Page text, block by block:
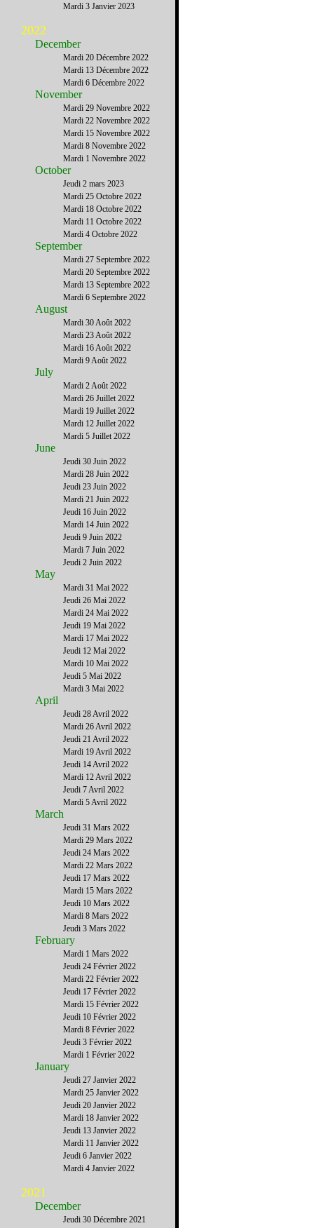
Mardi 3 Janvier 2023
2022
December
Mardi 20 Décembre 2022
Mardi 13 Décembre 2022
Mardi 6 Décembre 2022
November
Mardi 29 Novembre 2022
Mardi 22 Novembre 2022
Mardi 15 Novembre 2022
Mardi 8 Novembre 2022
Mardi 1 Novembre 2022
October
Jeudi 2 mars 2023
Mardi 25 Octobre 2022
Mardi 18 Octobre 2022
Mardi 11 Octobre 2022
Mardi 4 Octobre 2022
September
Mardi 27 Septembre 2022
Mardi 20 Septembre 2022
Mardi 13 Septembre 2022
Mardi 6 Septembre 2022
August
Mardi 30 Août 2022
Mardi 23 Août 2022
Mardi 16 Août 2022
Mardi 9 Août 2022
July
Mardi 2 Août 2022
Mardi 26 Juillet 2022
Mardi 19 Juillet 2022
Mardi 12 Juillet 2022
Mardi 5 Juillet 2022
June
Jeudi 30 Juin 2022
Mardi 28 Juin 2022
Jeudi 23 Juin 2022
Mardi 21 Juin 2022
Jeudi 16 Juin 2022
Mardi 14 Juin 2022
Jeudi 9 Juin 2022
Mardi 7 Juin 2022
Jeudi 2 Juin 2022
May
Mardi 31 Mai 2022
Jeudi 26 Mai 2022
Mardi 24 Mai 2022
Jeudi 19 Mai 2022
Mardi 17 Mai 2022
Jeudi 12 Mai 2022
Mardi 10 Mai 2022
Jeudi 5 Mai 2022
Mardi 3 Mai 2022
April
Jeudi 28 Avril 2022
Mardi 26 Avril 2022
Jeudi 21 Avril 2022
Mardi 19 Avril 2022
Jeudi 14 Avril 2022
Mardi 12 Avril 2022
Jeudi 7 Avril 2022
Mardi 5 Avril 2022
March
Jeudi 31 Mars 2022
Mardi 29 Mars 2022
Jeudi 24 Mars 2022
Mardi 22 Mars 2022
Jeudi 17 Mars 2022
Mardi 15 Mars 2022
Jeudi 10 Mars 2022
Mardi 8 Mars 2022
Jeudi 3 Mars 2022
February
Mardi 1 Mars 2022
Jeudi 24 Février 2022
Mardi 22 Février 2022
Jeudi 17 Février 2022
Mardi 15 Février 2022
Jeudi 10 Février 2022
Mardi 8 Février 2022
Jeudi 3 Février 2022
Mardi 1 Février 2022
January
Jeudi 27 Janvier 2022
Mardi 25 Janvier 2022
Jeudi 20 Janvier 2022
Mardi 18 Janvier 2022
Jeudi 13 Janvier 2022
Mardi 11 Janvier 2022
Jeudi 6 Janvier 2022
Mardi 4 Janvier 2022
2021
December
Jeudi 30 Décembre 2021